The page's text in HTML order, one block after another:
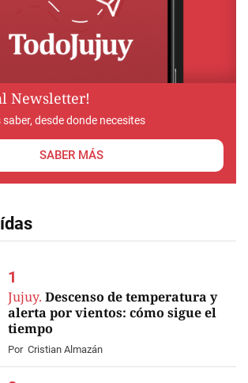
Newsletter!
desde donde necesites
SABER MÁS
Jujuy. Descenso de temperatura y
alerta por vientos: cómo sigue el
tiempo
Por Cristian Almazán